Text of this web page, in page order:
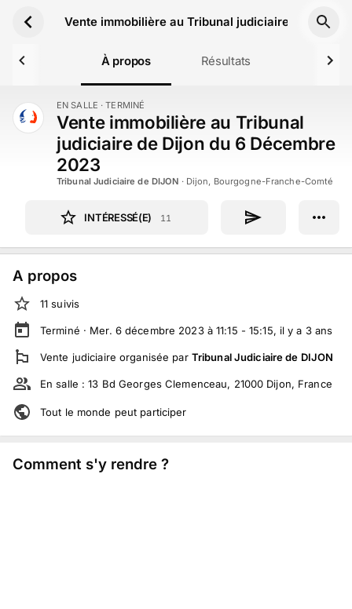
Vente immobilière au Tribunal judiciaire de Dijon
À propos Résultats
TERMINÉ EN SALLE · TERMINÉ
Vente immobilière au Tribunal
judiciaire de Dijon du 6 Décembre
2023
Tribunal Judiciaire de DIJON · Dijon, Bourgogne-Franche-Comté
INTÉRESSÉ(E) 11
A propos
11 suivis
Terminé · Mer. 6 décembre 2023 à 11:15 - 15:15, il y a 3 ans
Vente judiciaire organisée par Tribunal Judiciaire de DIJON
En salle :13 Bd Georges Clemenceau, 21000 Dijon, France
Tout le monde peut participer
Comment s'y rendre ?